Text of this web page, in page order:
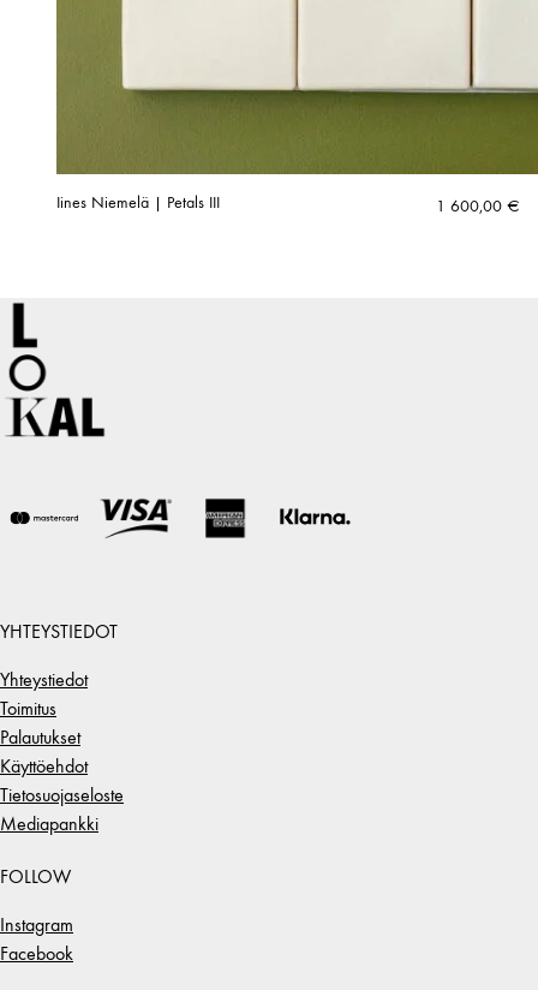
Iines Niemelä | Petals III 1 600,00 €
YHTEYSTIEDOT
Yhteystiedot
Toimitus
Palautukset
Käyttöehdot
Tietosuojaseloste
Mediapankki
FOLLOW
Instagram
Facebook